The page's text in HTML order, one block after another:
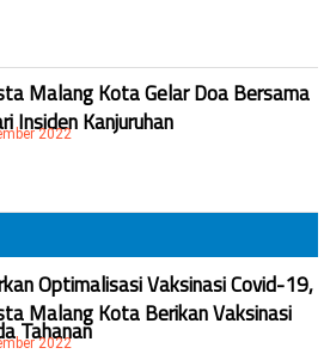
Malang Kota Gelar Doa Bersama
Insiden Kanjuruhan
2022
Optimalisasi Vaksinasi Covid-19,
Malang Kota Berikan Vaksinasi
Tahanan
2022